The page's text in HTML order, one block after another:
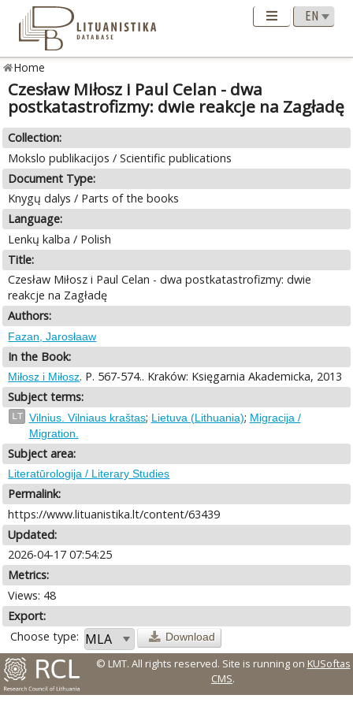
Home
Czesław Miłosz i Paul Celan - dwa
postkatastrofizmy: dwie reakcje na Zagładę
Collection:
Mokslo publikacijos / Scientific publications
Document Type:
Knygų dalys / Parts of the books
Language:
Lenkų kalba / Polish
Title:
Czesław Miłosz i Paul Celan - dwa postkatastrofizmy: dwie
reakcje na Zagładę
Authors:
Fazan, Jarosłaaw
In the Book:
Miłosz i Miłosz. P. 567-574.. Kraków: Księgarnia Akademicka, 2013
Subject terms:
LT Vilnius. Vilniaus kraštas; Lietuva (Lithuania); Migracija /
Migration.
Subject area:
Literatūrologija / Literary Studies
Permalink:
https://www.lituanistika.lt/content/63439
Updated:
2026-04-17 07:54:25
Metrics:
Views: 48
Export:
Choose type:
Download
© LMT. All rights reserved. Site is running on KUSoftas
CMS.